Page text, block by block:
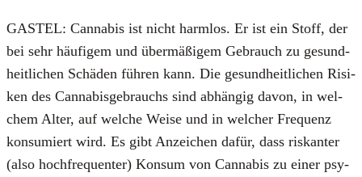
GASTEL: Can­na­bis ist nicht harm­los. Er ist ein Stoff, der
bei sehr häu­fi­gem und über­mä­ßi­gem Gebrauch zu gesund­
heit­li­chen Schä­den füh­ren kann. Die gesund­heit­li­chen Risi­
ken des Can­na­bis­ge­brauchs sind abhän­gig davon, in wel­
chem Alter, auf wel­che Wei­se und in wel­cher Fre­quenz
kon­su­miert wird. Es gibt Anzei­chen dafür, dass ris­kan­ter
(also hoch­fre­quen­ter) Kon­sum von Can­na­bis zu einer psy­